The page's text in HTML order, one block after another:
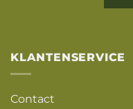
KLANTENSERVICE
Contact